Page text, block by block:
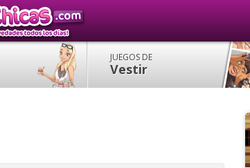
JUEGOS DE
Vestir